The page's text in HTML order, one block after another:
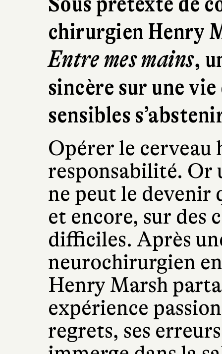
chirurgien Henry
Entre mes mains,
sincère sur une
sensibles
Opérer le cerveau
responsabilité. Or
ne peut le devenir
et encore, sur des
difficiles. Après
neurochirurgien
Henry Marsh
expérience
regrets, ses